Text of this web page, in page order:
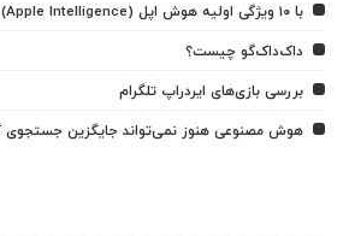
با ۱۰ ویژگی اولیه هوش اپل (Apple Intelligence) آشنا شوید
داک‌داک‌گو چیست؟
بررسی بازی‌های ایردراپ تلگرام
هوش مصنوعی هنوز نمی‌تواند جایگزین جستجوی